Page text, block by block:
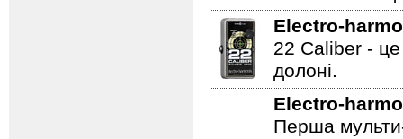
Electro-
Аналогова
Electro-
22 Caliber - це
долоні.